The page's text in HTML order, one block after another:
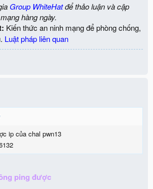
Group WhiteHatđể thảo luận và cập
hàng ngày.
Kiến thức an ninh mạng để phòng chống,
Luật pháp liên quan
ip của chal pwn13
ping được